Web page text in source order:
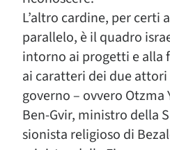
L’altro cardine, per certi
parallelo, è il quadro
intorno ai progetti e alla
ai caratteri dei due
governo – ovvero
Ben-Gvir, ministro della
sionista religioso di